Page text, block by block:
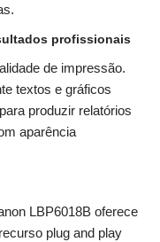
profissionais
de impressão.
textos e gráficos
produzir relatórios
aparência
LBP6018B oferece
plug and play